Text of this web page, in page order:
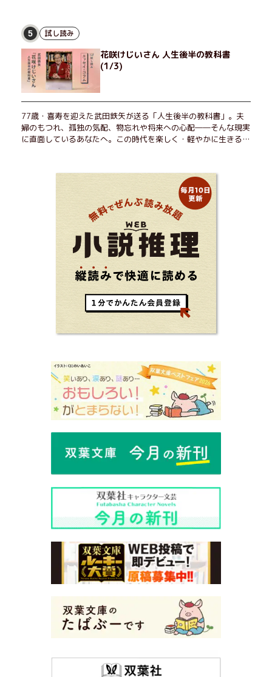
5 試し読み
花咲けじいさん 人生後半の教科書
(1/3)
77歳・喜寿を迎えた武田鉄矢が送る「人生後半の教科書」。夫
婦のもつれ、孤独の気配、物忘れや将来への心配――そんな現実
に直面しているあなたへ。この時代を楽しく・軽やかに生きるヒ
ら！ 読むだけで前向きになれる一冊。